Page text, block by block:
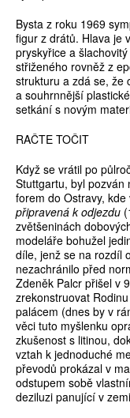
Bysta z roku 1969
figur z drátů. Hlava je
pryskyřice a
střiženého rovněž z
strukturu a zdá se, že
a souhrnnější
setkání s novým
RAČTE TOČIT
Když se vrátil po
Stuttgartu, byl pozván
forem do Ostravy,
připravená k odjezdu
zvětšeninách
modeláře bohužel
díle, jenž se na rozdíl
nezachránilo před
Zdeněk Palcr přišel v
zrekonstruovat
palácem (dnes by v
věci tuto myšlenku
zkušenost s litinou,
vztah k jednoduché
převodů prokázal v
odstupem sobě
deziluzi panující v